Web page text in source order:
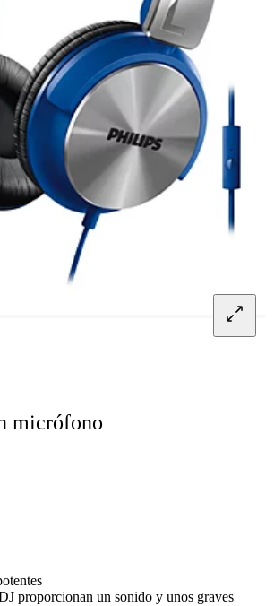
micrófono
proporcionan un sonido y unos graves